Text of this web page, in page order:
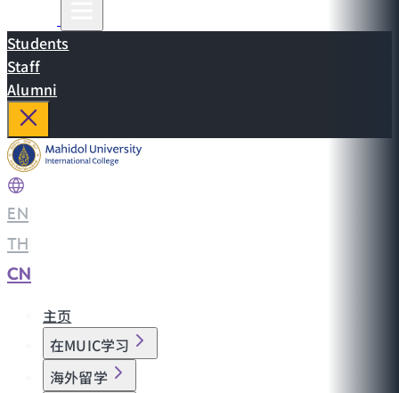
Students
Staff
Alumni
EN
TH
CN
主页
在MUIC学习
海外留学